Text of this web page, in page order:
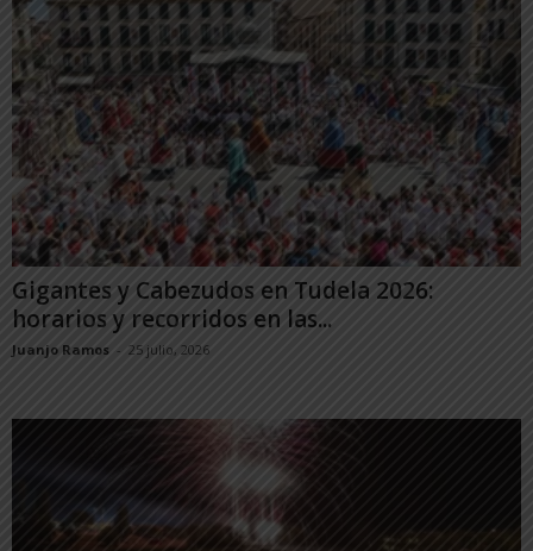
Gigantes y Cabezudos en Tudela 2026:
horarios y recorridos en las...
Juanjo Ramos - 25 julio, 2026